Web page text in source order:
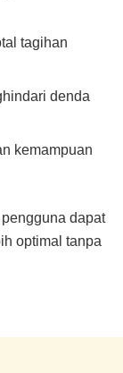
tagihan
denda
kemampuan
dapat
optimal tanpa